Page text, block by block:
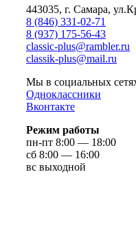
443035, г. Самара,
8 (846) 331-02-71
8 (937) 175-56-43
сlassic-plus@rambler.ru
classik-plus@mail.ru
Мы в социальных
Одноклассники
Вконтакте
Режим работы
пн-пт 8:00 — 18:00
сб 8:00 — 16:00
вс выходной